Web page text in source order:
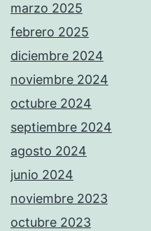
marzo 2025
febrero 2025
diciembre 2024
noviembre 2024
octubre 2024
septiembre 2024
agosto 2024
junio 2024
noviembre 2023
octubre 2023